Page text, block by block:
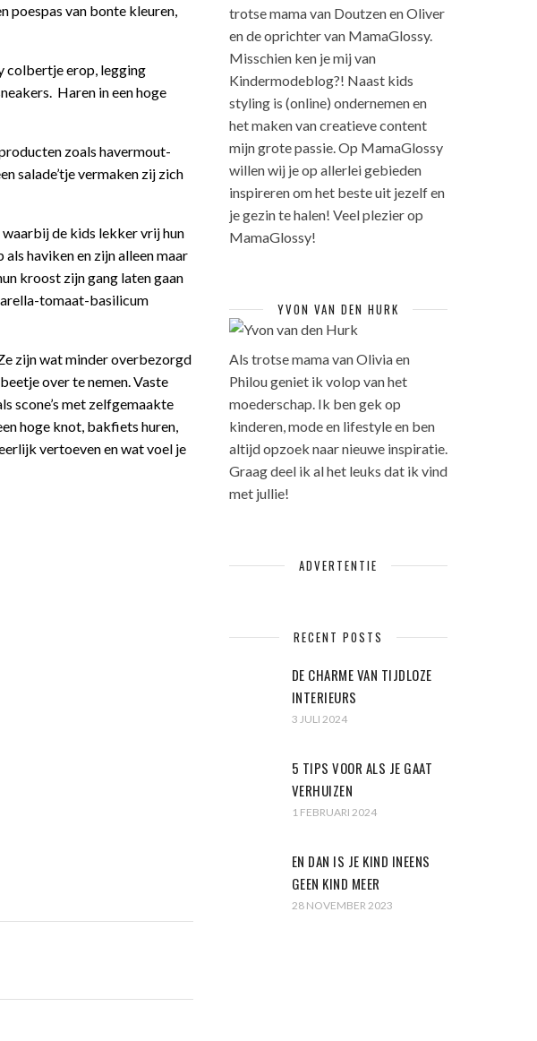
poespas van bonte kleuren,
colbertje erop, legging
Haren in een hoge
zoals havermout-
salade’tje vermaken zij zich
waarbij de kids lekker vrij hun
haviken en zijn alleen maar
kroost zijn gang laten gaan
tomaat-basilicum
zijn wat minder overbezorgd
over te nemen. Vaste
scone’s met zelfgemaakte
hoge knot, bakfiets huren,
vertoeven en wat voel je
trotse mama van Doutzen en Oliver
en de oprichter van MamaGlossy.
Misschien ken je mij van
Kindermodeblog?! Naast kids
styling is (online) ondernemen en
het maken van creatieve content
mijn grote passie. Op MamaGlossy
willen wij je op allerlei gebieden
inspireren om het beste uit jezelf en
je gezin te halen! Veel plezier op
MamaGlossy!
YVON VAN DEN HURK
Als trotse mama van Olivia en
Philou geniet ik volop van het
moederschap. Ik ben gek op
kinderen, mode en lifestyle en ben
altijd opzoek naar nieuwe inspiratie.
Graag deel ik al het leuks dat ik vind
met jullie!
ADVERTENTIE
RECENT POSTS
DE CHARME VAN TIJDLOZE
INTERIEURS
3 JULI 2024
5 TIPS VOOR ALS JE GAAT
VERHUIZEN
1 FEBRUARI 2024
EN DAN IS JE KIND INEENS
GEEN KIND MEER
28 NOVEMBER 2023